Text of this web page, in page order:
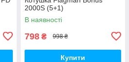
2000S (5+1)
В наявності
798 ₴ 998 ₴
Купити